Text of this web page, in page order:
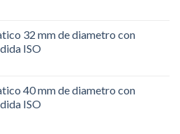
32 mm de diametro con
ISO
40 mm de diametro con
ISO